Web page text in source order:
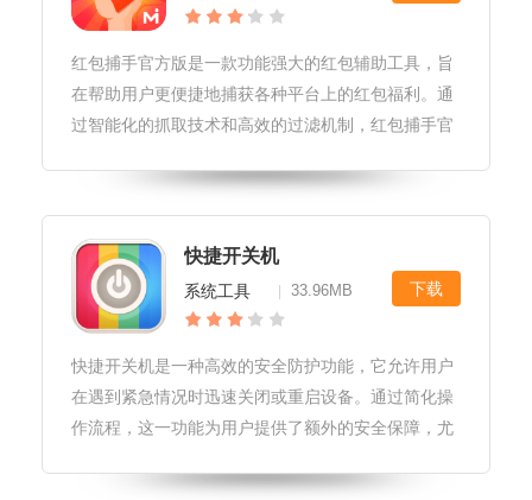
红包捕手官方版是一款功能强大的红包辅助工具，旨
在帮助用户更便捷地捕获各种平台上的红包福利。通
过智能化的抓取技术和高效的过滤机制，红包捕手官
一份福利。红包捕手官方版软件更新1.最新版本修复
了已知的一些稳定性问题，提升
快捷开关机
系统工具 33.96MB 下载
快捷开关机是一种高效的安全防护功能，它允许用户
在遇到紧急情况时迅速关闭或重启设备。通过简化操
作流程，这一功能为用户提供了额外的安全保障，尤
减少潜在风险。快捷开关机软件亮点1.快速启动与关